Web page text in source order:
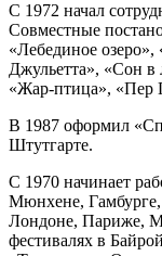
С 1972 начал
Совместные
«Лебединое
Джульетта», «Сон
«Жар-птица», «Пер
В 1987 оформил
Штутгарте.
С 1970 начинает
Мюнхене, Гамбурге,
Лондоне, Париже,
фестивалях в